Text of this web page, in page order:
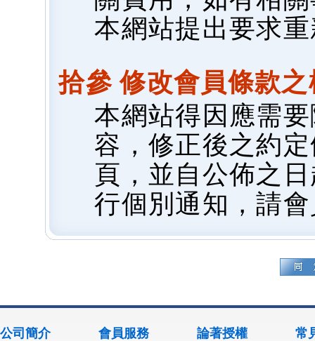
本網站提出要求
拾參 修改會員條款
本網站得因應需
容，修正後之約
頁，並自公佈之
行個別通知，請
公司簡介 會員服務 論著授權 常